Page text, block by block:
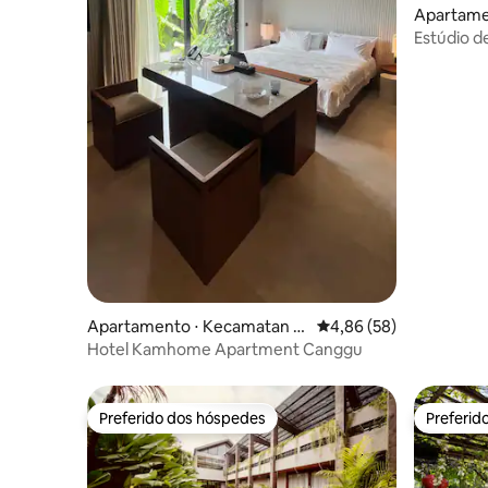
Apartamento ⋅ Kecamatan K
uta Utara
4,86 de uma avaliação
4,86 (58)
Hotel Kamhome Apartment Canggu
uta
Estúdio
Preferido dos hóspedes
Preferido dos hóspedes